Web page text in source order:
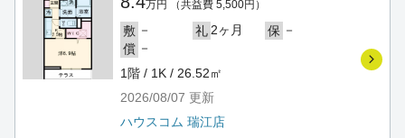
万円 （共益費 5,500円）
敷 － 礼 2ヶ月 保 －
償 －
1階 / 1K / 26.52㎡
2026/08/07 更新
ハウスコム 瑞江店